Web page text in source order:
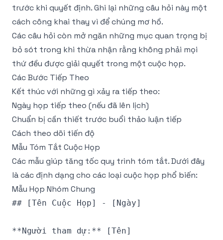
trước khi quyết định. Ghi lại những câu hỏi này một
cách công khai thay vì để chúng mơ hồ.
Các câu hỏi còn mở ngăn những mục quan trọng bị
bỏ sót trong khi thừa nhận rằng không phải mọi
thứ đều được giải quyết trong một cuộc họp.
Các Bước Tiếp Theo
Kết thúc với những gì xảy ra tiếp theo:
Ngày họp tiếp theo (nếu đã lên lịch)
Chuẩn bị cần thiết trước buổi thảo luận tiếp
Cách theo dõi tiến độ
Mẫu Tóm Tắt Cuộc Họp
Các mẫu giúp tăng tốc quy trình tóm tắt. Dưới đây
là các định dạng cho các loại cuộc họp phổ biến:
Mẫu Họp Nhóm Chung
## [Tên Cuộc Họp] - [Ngày]
**Người tham dự:** [Tên]